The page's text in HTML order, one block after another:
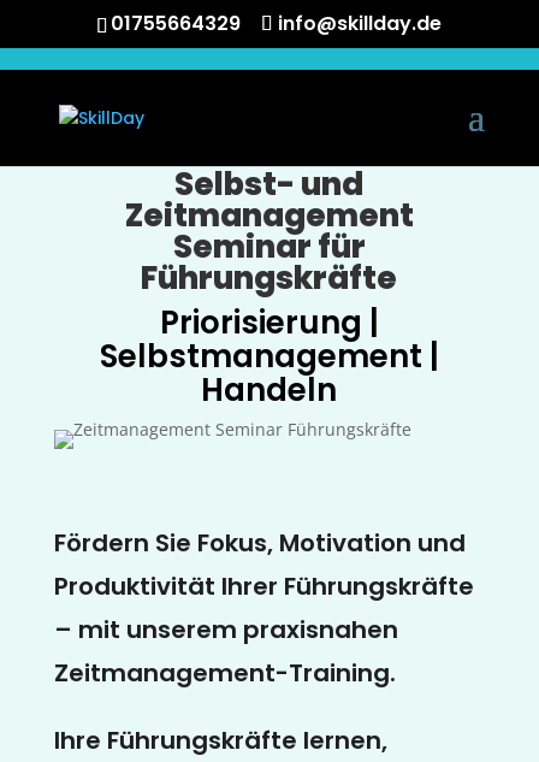
01755664329 info@skillday.de
Selbst- und
Zeitmanagement
Seminar für
Führungskräfte
Priorisierung |
Selbstmanagement |
Handeln
Fördern Sie Fokus, Motivation und
Produktivität Ihrer Führungskräfte
– mit unserem praxisnahen
Zeitmanagement-Training.
Ihre Führungskräfte lernen,